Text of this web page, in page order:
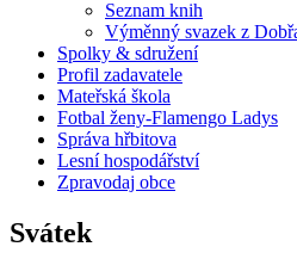
Seznam knih
Výměnný svazek z
Spolky & sdružení
Profil zadavatele
Mateřská škola
Fotbal ženy-Flamengo Ladys
Správa hřbitova
Lesní hospodářství
Zpravodaj obce
Svátek